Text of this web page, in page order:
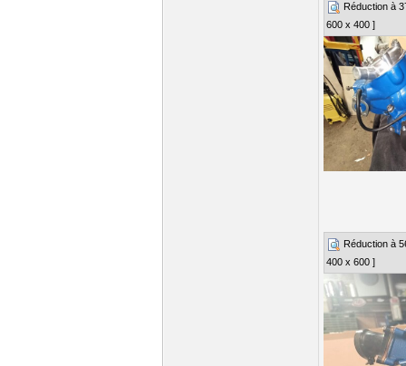
Réduction à
600 x 400 ]
Réduction à
400 x 600 ]